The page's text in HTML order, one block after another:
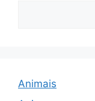
Animais